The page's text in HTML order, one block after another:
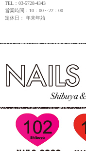
TEL：03-5728-4343
営業時間：10：00～22：00
定休日： 年末年始